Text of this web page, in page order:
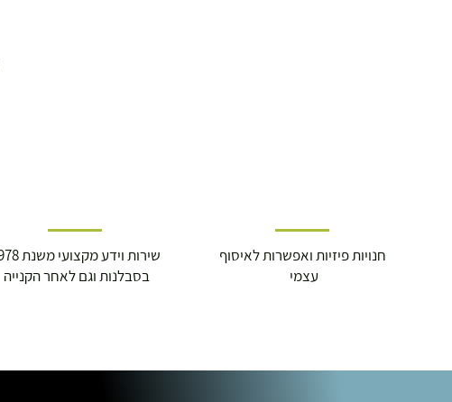
איסוף עצמי ללא עלות מסניף טבריה . רחוב העצמאות 5
שירות וידע מקצועי משנת 1978
בסבלנות וגם לאחר הקנייה
חנויות פיזיות ואפשרות לאיסוף
עצמי